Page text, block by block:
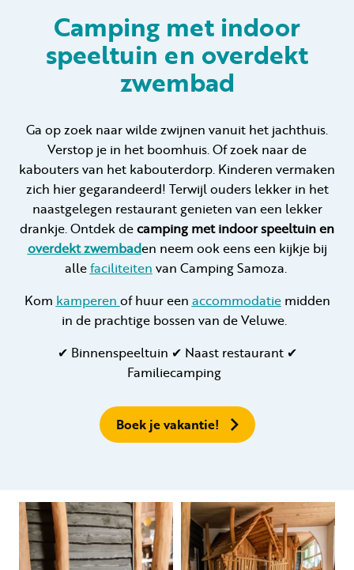
Huren
+31 (0) 577 411 283
Gastinformatie
Contact
Werken bij
Camping met indoor
speeltuin en overdekt
zwembad
Ga op zoek naar wilde zwijnen vanuit het jachthuis.
Verstop je in het boomhuis. Of zoek naar de
kabouters van het kabouterdorp. Kinderen vermaken
zich hier gegarandeerd! Terwijl ouders lekker in het
naastgelegen restaurant genieten van een lekker
drankje. Ontdek decamping met indoor speeltuin en
overdekt zwembaden neem ook eens een kijkje bij
allefaciliteiten van Camping Samoza.
Kom kamperen of huur een accommodatiemidden
in de prachtige bossen van de Veluwe.
✔ Binnenspeeltuin ✔ Naast restaurant ✔
Familiecamping
Boek je vakantie!